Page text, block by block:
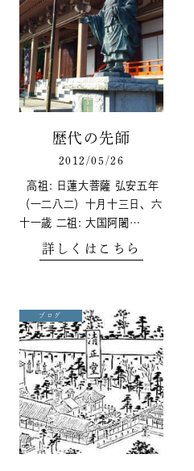
歴代の先師
2012/05/26
高祖: 日蓮大菩薩 弘安五年
（一二八二）十月十三日、六
十一歳 二祖: 大国阿闍…
詳しくはこちら
ブログ